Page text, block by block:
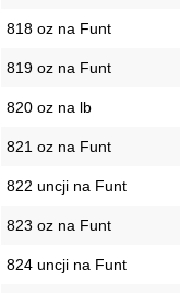
818 oz na Funt
819 oz na Funt
820 oz na lb
821 oz na Funt
822 uncji na Funt
823 oz na Funt
824 uncji na Funt